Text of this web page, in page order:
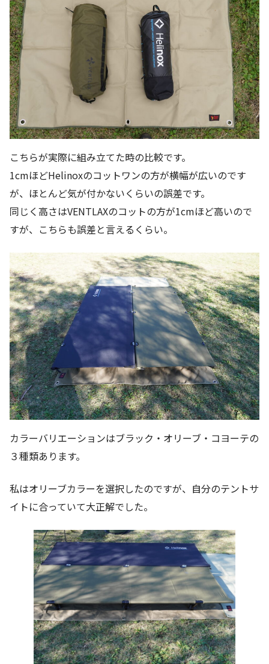
こちらが実際に組み立てた時の比較です。
1cmほどHelinoxのコットワンの方が横幅が広いのです
が、ほとんど気が付かないくらいの誤差です。
同じく高さはVENTLAXのコットの方が1cmほど高いので
すが、こちらも誤差と言えるくらい。
カラーバリエーションはブラック・オリーブ・コヨーテの
３種類あります。
私はオリーブカラーを選択したのですが、自分のテントサ
イトに合っていて大正解でした。